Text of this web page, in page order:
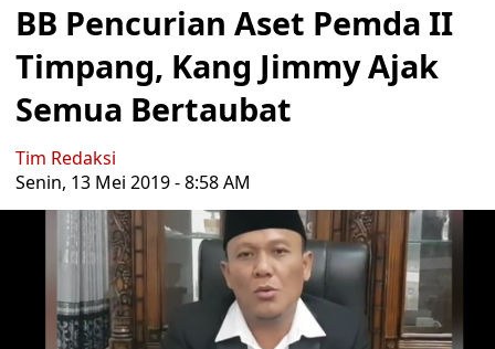
BB Pencurian Aset Pemda II
Timpang, Kang Jimmy Ajak
Semua Bertaubat
Tim Redaksi
Senin, 13 Mei 2019 - 8:58 AM